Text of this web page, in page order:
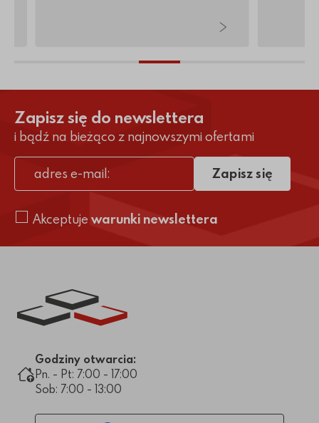
Zapisz się do newslettera
i bądź na bieżąco z najnowszymi ofertami
adres e-mail
Akceptuje warunki newslettera
Zapisz się
Link do strony głównej
Godziny otwarcia:
Pn. - Pt: 7:00 - 17:00
Sob: 7:00 - 13:00